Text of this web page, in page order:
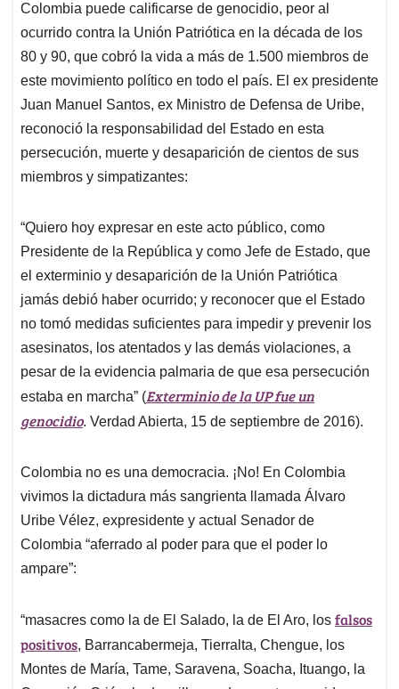
Colombia puede calificarse de genocidio, peor al
ocurrido contra la Unión Patriótica en la década de los
80 y 90, que cobró la vida a más de 1.500 miembros de
este movimiento político en todo el país. El ex presidente
Juan Manuel Santos, ex Ministro de Defensa de Uribe,
reconoció la responsabilidad del Estado en esta
persecución, muerte y desaparición de cientos de sus
miembros y simpatizantes:
“Quiero hoy expresar en este acto público, como
Presidente de la República y como Jefe de Estado, que
el exterminio y desaparición de la Unión Patriótica
jamás debió haber ocurrido; y reconocer que el Estado
no tomó medidas suficientes para impedir y prevenir los
asesinatos, los atentados y las demás violaciones, a
pesar de la evidencia palmaria de que esa persecución
estaba en marcha” (Exterminio de la UP fue un
genocidio. Verdad Abierta, 15 de septiembre de 2016).
Colombia no es una democracia. ¡No! En Colombia
vivimos la dictadura más sangrienta
llamada Álvaro
Uribe Vélez, expresidente y actual Senador de
Colombia “aferrado al poder para que el poder lo
ampare”:
“masacres como la de El Salado, la de El Aro, los falsos
positivos, Barrancabermeja, Tierralta, Chengue, los
Montes de María, Tame, Saravena, Soacha, Ituango, la